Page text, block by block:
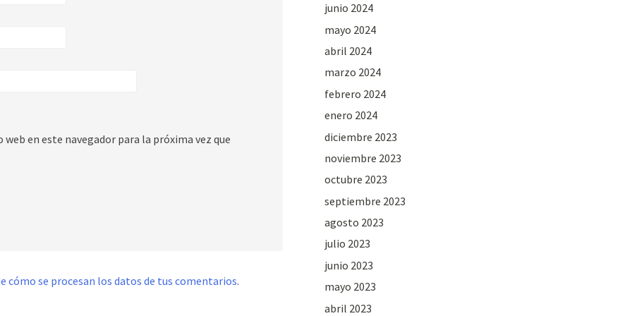
en este navegador para la próxima vez que
cómo se procesan los datos de tus comentarios.
junio 2024
mayo 2024
abril 2024
marzo 2024
febrero 2024
enero 2024
diciembre 2023
noviembre 2023
octubre 2023
septiembre 2023
agosto 2023
julio 2023
junio 2023
mayo 2023
abril 2023